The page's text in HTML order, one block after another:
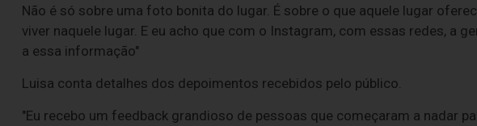
Não é só sobre uma foto bonita do lugar. É sobre o que aquele lugar
viver naquele lugar. E eu acho que com o Instagram, com essas redes, a
a essa informação"
Luisa conta detalhes dos depoimentos recebidos pelo público.
"Eu recebo um feedback grandioso de pessoas que começaram a nadar